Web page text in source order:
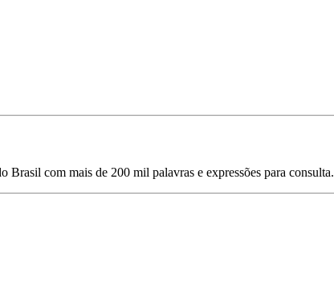
Brasil com mais de 200 mil palavras e expressões para consulta.